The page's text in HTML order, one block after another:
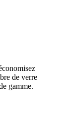
de verre
gamme.